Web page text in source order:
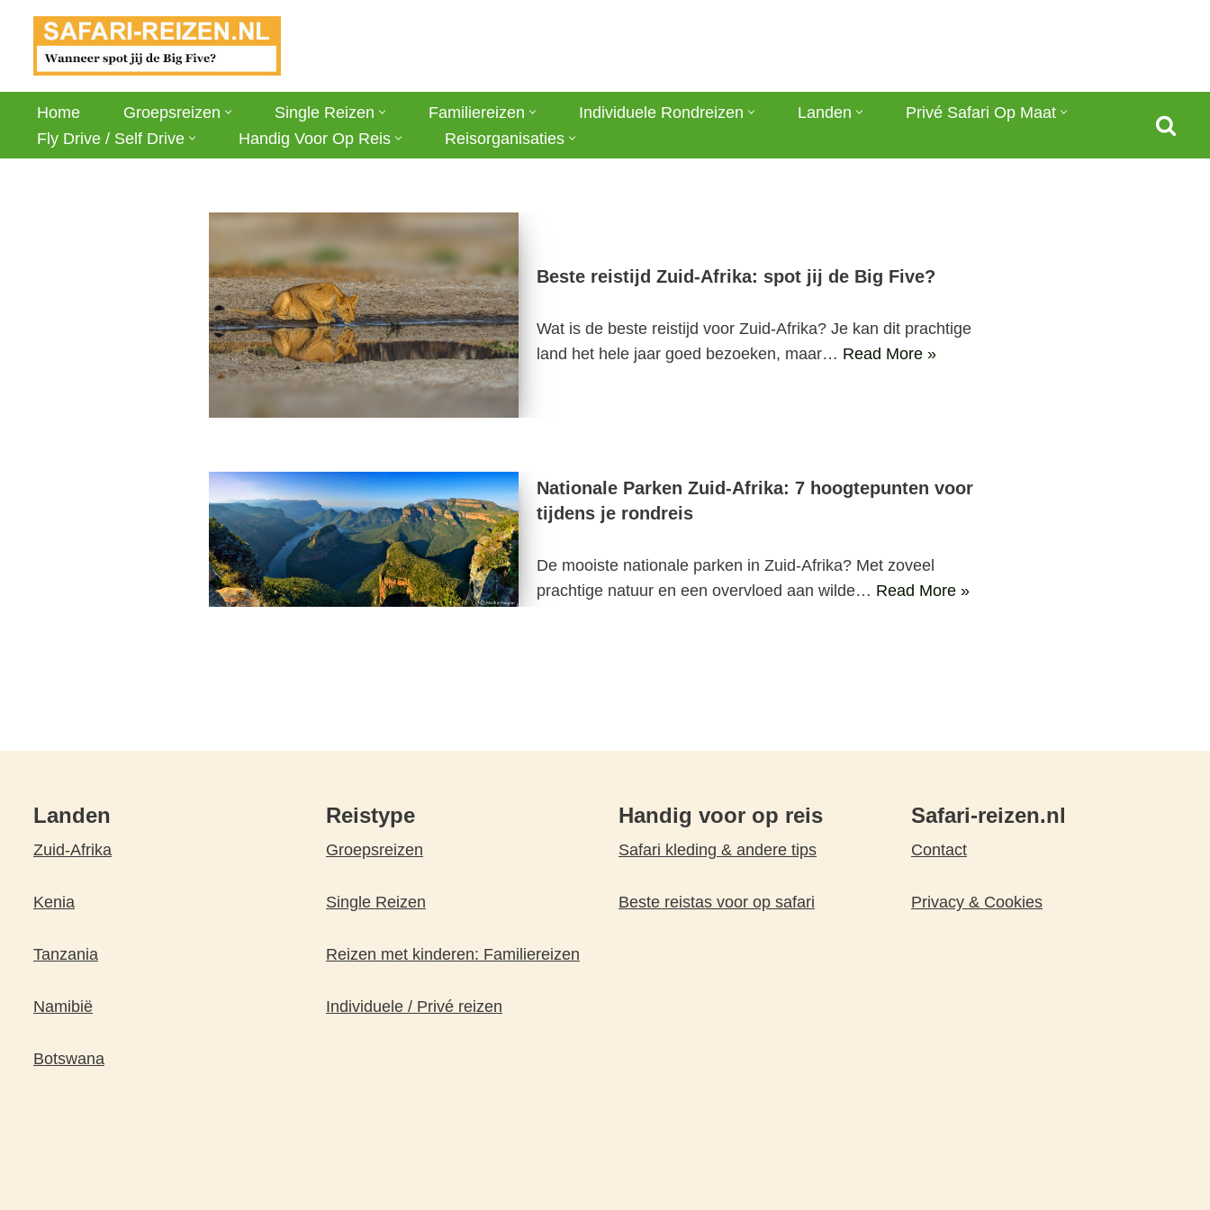
naar
Home Groepsreizen Single Reizen Familiereizen Individuele Rondreizen Landen
Privé Safari Op Maat
Fly Drive / Self Drive
Handig Voor Op Reis Reisorganisaties
Beste reistijd Zuid-Afrika: spot jij de Big Five?
Wat is de beste reistijd voor Zuid-Afrika? Je kan dit prachtige
land het hele jaar goed bezoeken, maar… Read More »
Nationale Parken Zuid-Afrika: 7 hoogtepunten voor
tijdens je rondreis
De mooiste nationale parken in Zuid-Afrika? Met zoveel
prachtige natuur en een overvloed aan wilde… Read More »
Landen
Zuid-Afrika
Kenia
Tanzania
Namibië
Botswana
Reistype
Groepsreizen
Single Reizen
Reizen met kinderen: Familiereizen
Individuele / Privé reizen
Handig voor op reis
Safari kleding & andere tips
Beste reistas voor op safari
Safari-reizen.nl
Contact
Privacy & Cookies